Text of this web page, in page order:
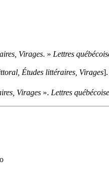
Virages. » Lettres
Études littéraires, Virages].
Virages ». Lettres